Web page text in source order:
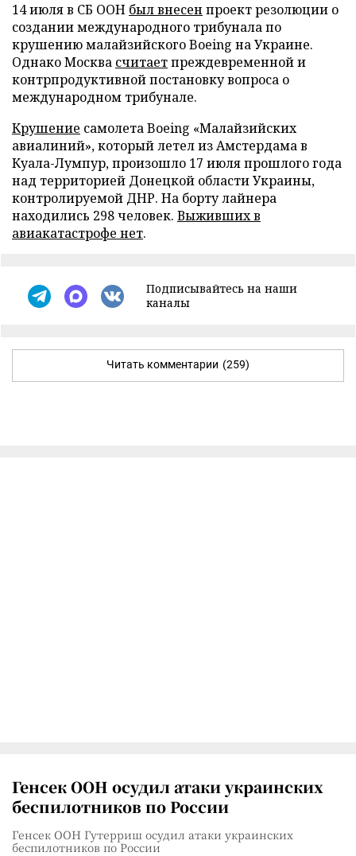
14 июля в СБ ООН был внесен проект резолюции о
создании международного трибунала по
крушению малайзийского Boeing на Украине.
Однако Москва считаетпреждевременной и
контрпродуктивной постановку вопроса о
международном трибунале.
Крушение самолета Boeing «Малайзийских
авиалиний», который летел из Амстердама в
Куала-Лумпур, произошло 17 июля прошлого года
над территорией Донецкой области Украины,
контролируемой ДНР. На борту лайнера
находились 298 человек. Выживших в
авиакатастрофе нет.
Подписывайтесь на наши
каналы
Читать комментарии (259)
Генсек ООН осудил атаки украинских
беспилотников по России
Генсек ООН Гутерриш осудил атаки украинских
беспилотников по России